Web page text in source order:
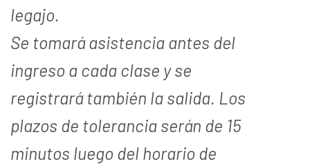
legajo.
Se tomará asistencia antes del
ingreso a cada clase y se
registrará también la salida. Los
plazos de tolerancia serán de 15
minutos luego del horario de